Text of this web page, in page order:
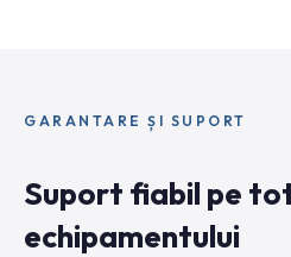
GARANTARE ȘI SUPORT
Suport fiabil pe
echipamentului